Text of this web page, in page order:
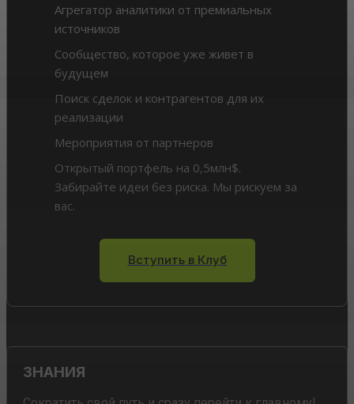
Агрегатор аналитики от премиальных
источников
Сообщество, которое уже живет в
будущем
Поиск сделок и контрагентов для их
реализации
Мероприятия от партнеров
Открытый портфель на 0,5млн$.
Забирайте идеи без риска. Мы рискуем за
вас.
Вступить в Клуб
ЗНАНИЯ